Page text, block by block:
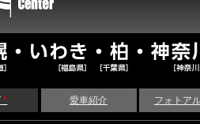
* 愛車紹介 フォトア